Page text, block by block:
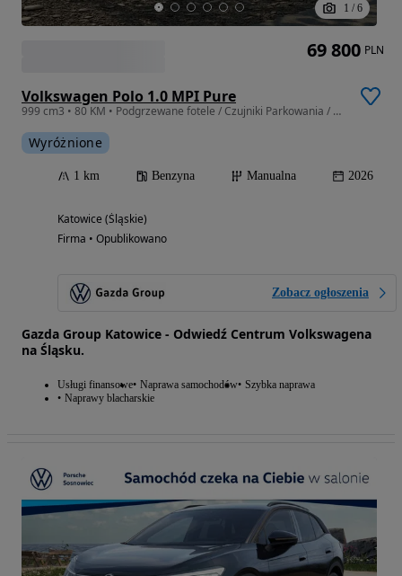
1 / 6
Volkswagen Polo 1.0 MPI Pure
999 cm3 • 80 KM • Podgrzewane fotele / Czujniki Parkowania / Koło Zapasowe / CarPlay
Wyróżnione
1 km Benzyna Manualna 2026
Katowice (Śląskie)
Firma • Opublikowano
Zobacz ogłoszenia
Gazda Group Katowice - Odwiedź Centrum Volkswagena
na Śląsku.
Usługi finansowe Naprawa samochodów Szybka naprawa
Naprawy blacharskie
69 800 PLN